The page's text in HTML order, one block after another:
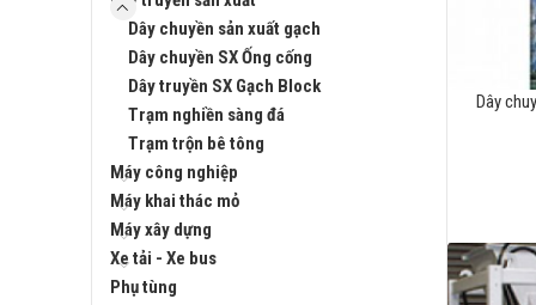
Dây chuyền sản xuất gạch
Dây chuyền SX Ống cống
Dây truyền SX Gạch Block
Trạm nghiền sàng đá
Trạm trộn bê tông
Máy công nghiệp
Máy khai thác mỏ
Máy xây dựng
Xe tải - Xe bus
Phụ tùng
Dây